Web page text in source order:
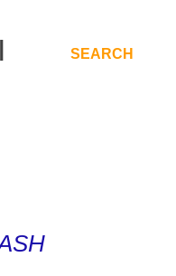
SEARCH